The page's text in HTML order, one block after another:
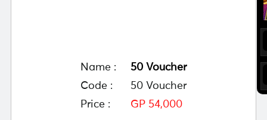
Name :
50 Voucher
Code :
50 Voucher
Price :
GP 54,000